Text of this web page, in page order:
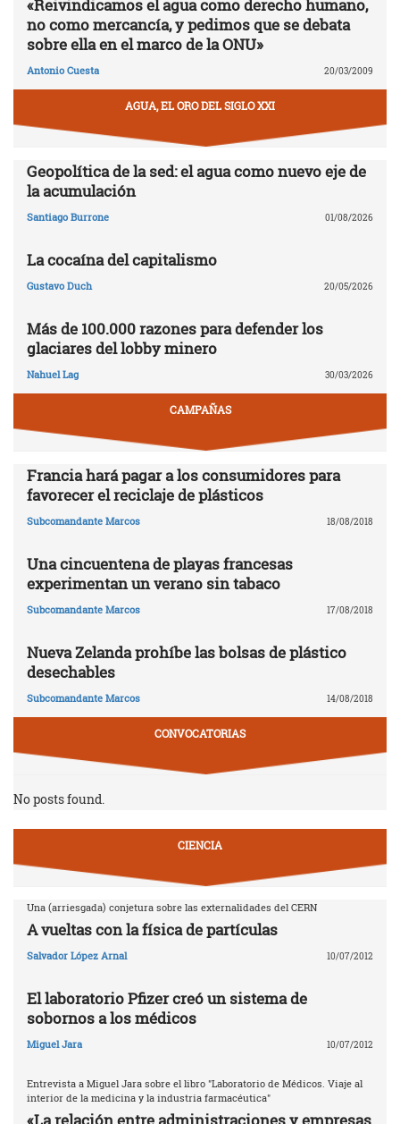
«Reivindicamos el agua como derecho humano,
no como mercancía, y pedimos que se debata
sobre ella en el marco de la ONU»
Antonio Cuesta 20/03/2009
AGUA, EL ORO DEL SIGLO XXI
Geopolítica de la sed: el agua como nuevo eje de
la acumulación
Santiago Burrone 01/08/2026
La cocaína del capitalismo
Gustavo Duch 20/05/2026
Más de 100.000 razones para defender los
glaciares del lobby minero
Nahuel Lag 30/03/2026
CAMPAÑAS
Francia hará pagar a los consumidores para
favorecer el reciclaje de plásticos
Subcomandante Marcos 18/08/2018
Una cincuentena de playas francesas
experimentan un verano sin tabaco
Subcomandante Marcos 17/08/2018
Nueva Zelanda prohíbe las bolsas de plástico
desechables
Subcomandante Marcos 14/08/2018
CONVOCATORIAS
No posts found.
CIENCIA
Una (arriesgada) conjetura sobre las externalidades del CERN
A vueltas con la física de partículas
Salvador López Arnal 10/07/2012
El laboratorio Pfizer creó un sistema de
sobornos a los médicos
Miguel Jara 10/07/2012
Entrevista a Miguel Jara sobre el libro "Laboratorio de Médicos. Viaje al
interior de la medicina y la industria farmacéutica"
«La relación entre administraciones y empresas